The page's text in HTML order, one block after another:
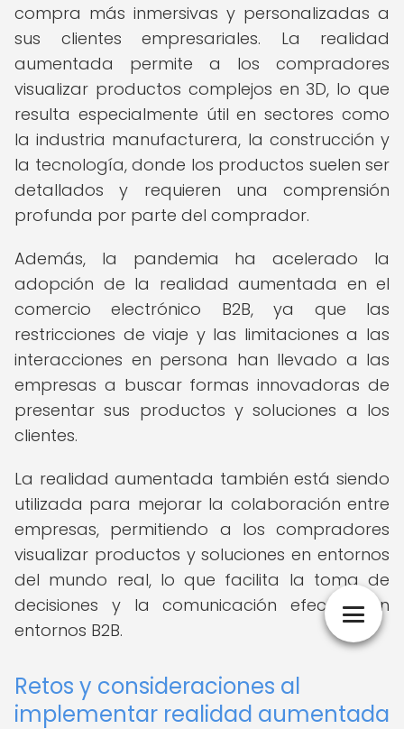
compra más inmersivas y personalizadas a
sus clientes empresariales. La realidad
aumentada permite a los compradores
visualizar productos complejos en 3D, lo que
resulta especialmente útil en sectores como
la industria manufacturera, la construcción y
la tecnología, donde los productos suelen ser
detallados y requieren una comprensión
profunda por parte del comprador.
Además, la pandemia ha acelerado la
adopción de la realidad aumentada en el
comercio electrónico B2B, ya que las
restricciones de viaje y las limitaciones a las
interacciones en persona han llevado a las
empresas a buscar formas innovadoras de
presentar sus productos y soluciones a los
clientes.
La realidad aumentada también está siendo
utilizada para mejorar la colaboración entre
empresas, permitiendo a los compradores
visualizar productos y soluciones en entornos
del mundo real, lo que facilita la toma de
decisiones y la comunicación efectiva en
entornos B2B.
Retos y consideraciones al
implementar realidad aumentada